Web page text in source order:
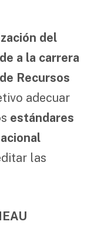
del
a la carrera
Recursos
adecuar
estándares
las